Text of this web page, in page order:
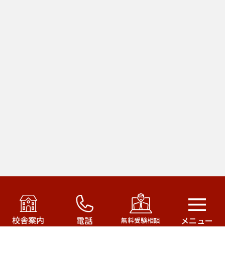
アカデミー・オブ・ファースト・パシフィック運営の
武田塾はこちら！
武田塾三軒茶屋校
校舎案内 電話 無料受験相談 メニュー